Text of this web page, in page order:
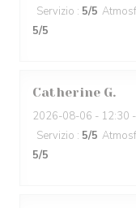
Servizio : 5/5
5/5
Catherine G
2026-08-06 - 12:30
Servizio : 5/5
5/5